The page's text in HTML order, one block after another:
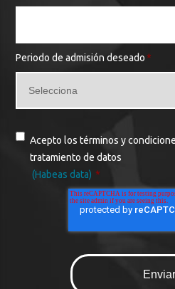
Periodo de admisión deseado *
Acepto los términos y
tratamiento de datos
(Habeas data) *